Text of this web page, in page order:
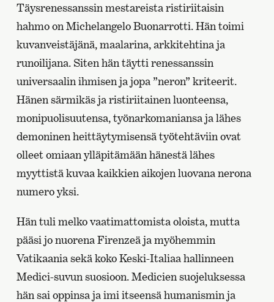
Täysrenessanssin mestareista ristiriitaisin
hahmo on Michelangelo Buonarrotti. Hän toimi
kuvanveistäjänä, maalarina, arkkitehtina ja
runoilijana. Siten hän täytti renessanssin
universaalin ihmisen ja jopa ”neron” kriteerit.
Hänen särmikäs ja ristiriitainen luonteensa,
monipuolisuutensa, työnarkomaniansa ja lähes
demoninen heittäytymisensä työtehtäviin ovat
olleet omiaan ylläpitämään hänestä lähes
myyttistä kuvaa kaikkien aikojen luovana nerona
numero yksi.
Hän tuli melko vaatimattomista oloista, mutta
pääsi jo nuorena Firenzeä ja myöhemmin
Vatikaania sekä koko Keski-Italiaa hallinneen
Medici-suvun suosioon. Medicien suojeluksessa
hän sai oppinsa ja imi itseensä humanismin ja